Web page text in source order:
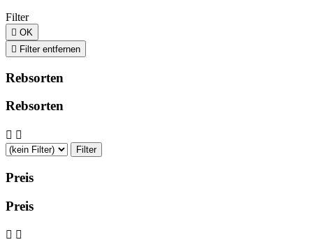
Filter
 OK
 Filter entfernen
Rebsorten
Rebsorten
 
Filter
Preis
Preis
 